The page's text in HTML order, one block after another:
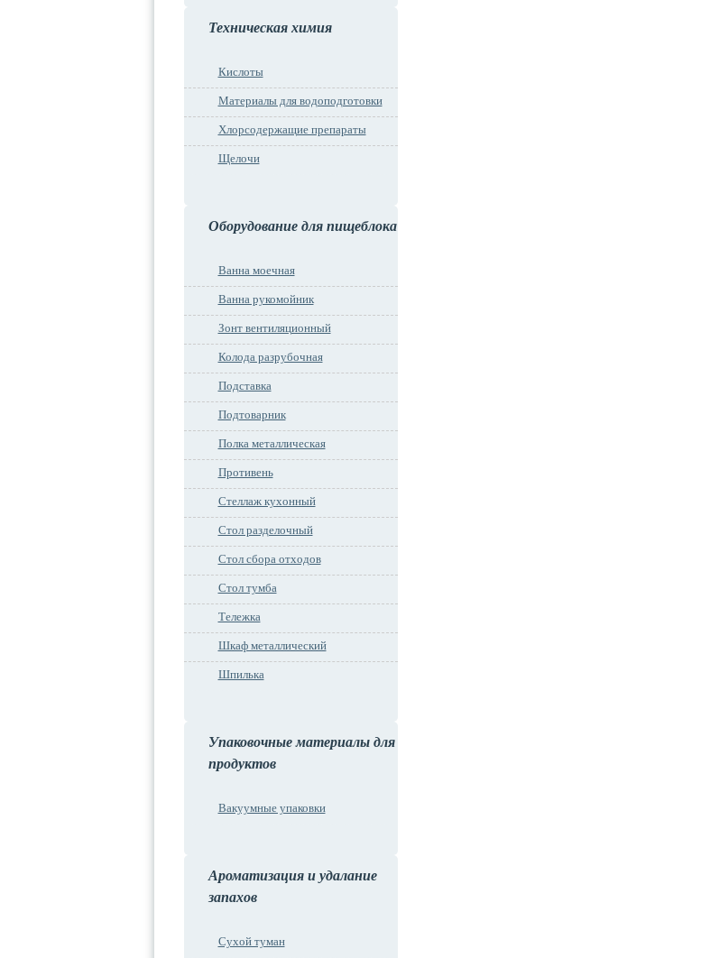
Техническая химия
Кислоты
Материалы для водоподготовки
Хлорсодержащие препараты
Щелочи
Оборудование для пищеблока
Ванна моечная
Ванна рукомойник
Зонт вентиляционный
Колода разрубочная
Подставка
Подтоварник
Полка металлическая
Противень
Стеллаж кухонный
Стол разделочный
Стол сбора отходов
Стол тумба
Тележка
Шкаф металлический
Шпилька
Упаковочные материалы для
продуктов
Вакуумные упаковки
Ароматизация и удалание
запахов
Сухой туман